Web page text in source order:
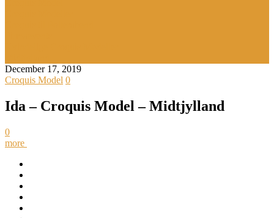
December 17, 2019
Croquis Model 0
Ida – Croquis Model – Midtjylland
0
more